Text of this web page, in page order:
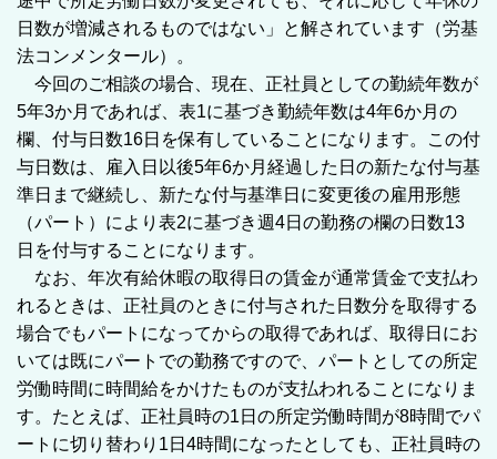
日数が増減されるものではない」と解されています（労基
法コンメンタール）。
今回のご相談の場合、現在、正社員としての勤続年数が
5年3か月であれば、表1に基づき勤続年数は4年6か月の
欄、付与日数16日を保有していることになります。この付
与日数は、雇入日以後5年6か月経過した日の新たな付与基
準日まで継続し、新たな付与基準日に変更後の雇用形態
（パート）により表2に基づき週4日の勤務の欄の日数13
日を付与することになります。
なお、年次有給休暇の取得日の賃金が通常賃金で支払わ
れるときは、正社員のときに付与された日数分を取得する
場合でもパートになってからの取得であれば、取得日にお
いては既にパートでの勤務ですので、パートとしての所定
労働時間に時間給をかけたものが支払われることになりま
す。たとえば、正社員時の1日の所定労働時間が8時間でパ
ートに切り替わり1日4時間になったとしても、正社員時の